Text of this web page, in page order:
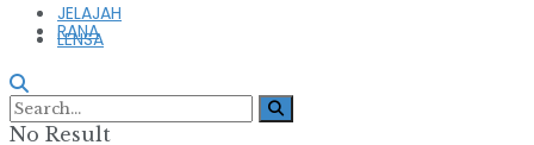
RANA
FIKSI & PUISI
JELAJAH
LENSA
No Result